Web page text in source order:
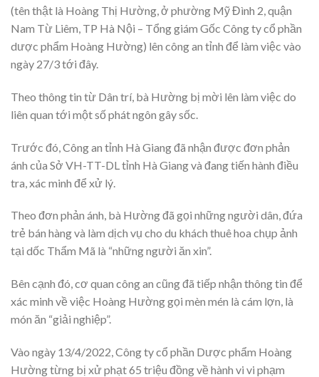
(tên thật là Hoàng Thị Hường, ở phường Mỹ Đình 2, quận
Nam Từ Liêm, TP Hà Nội – Tổng giám Gốc Công ty cổ phần
dược phẩm Hoàng Hường) lên công an tỉnh để làm việc vào
ngày 27/3 tới đây.
Theo thông tin từ Dân trí, bà Hường bị mời lên làm việc do
liên quan tới một số phát ngôn gây sốc.
Trước đó, Công an tỉnh Hà Giang đã nhận được đơn phản
ánh của Sở VH-TT-DL tỉnh Hà Giang và đang tiến hành điều
tra, xác minh để xử lý.
Theo đơn phản ánh, bà Hường đã gọi những người dân, đứa
trẻ bán hàng và làm dịch vụ cho du khách thuê hoa chụp ảnh
tại dốc Thẩm Mã là “những người ăn xin”.
Bên cạnh đó, cơ quan công an cũng đã tiếp nhận thông tin để
xác minh về việc Hoàng Hường gọi mèn mén là cám lợn, là
món ăn “giải nghiệp”.
Vào ngày 13/4/2022, Công ty cổ phần Dược phẩm Hoàng
Hường từng bị xử phạt 65 triệu đồng về hành vi vi phạm